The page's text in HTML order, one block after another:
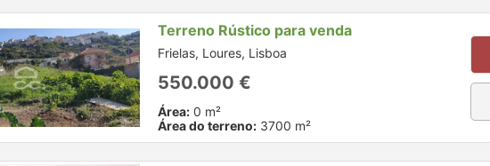
Terreno Rústico para venda
Frielas, Loures, Lisboa
550.000 €
Área: 0 m²
Área do terreno: 3700 m²